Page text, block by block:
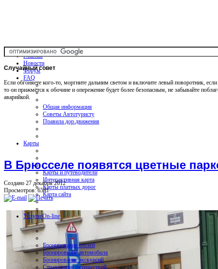
Главная
Новости
Форум
FAQ
Общая информация
Советы Автотуристу
Правила дор.движения
Карты
Карты и путеводители
Интерактивная карта
Карты платных дорог
Карта сайта
Услуги On-line
Бронирование отелей
Бронирование автомобиля
Бронирование экскурсий
Страхование путешествий
Случайныйсовет
Если обгоняете кого-то, моргните дальним светом и включите левый поворотник, если
то он прижмётся к обочине и опережение будет более безопасным, не забывайте
аварийкой.
В Брюсселе появятся цветные
Создано 27 декабря 2012
Просмотров: 6581